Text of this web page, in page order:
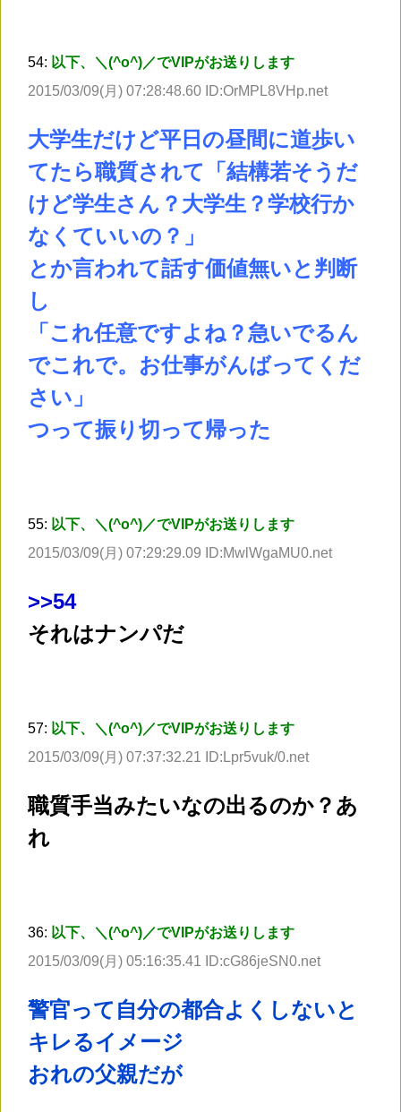
54: 以下、＼(^o^)／でVIPがお送りします
2015/03/09(月) 07:28:48.60 ID:OrMPL8VHp.net
大学生だけど平日の昼間に道歩い
てたら職質されて「結構若そうだ
けど学生さん？大学生？学校行か
なくていいの？」
とか言われて話す価値無いと判断
し
「これ任意ですよね？急いでるん
でこれで。お仕事がんばってくだ
さい」
つって振り切って帰った
55: 以下、＼(^o^)／でVIPがお送りします
2015/03/09(月) 07:29:29.09 ID:MwlWgaMU0.net
>>54
それはナンパだ
57: 以下、＼(^o^)／でVIPがお送りします
2015/03/09(月) 07:37:32.21 ID:Lpr5vuk/0.net
職質手当みたいなの出るのか？あ
れ
36: 以下、＼(^o^)／でVIPがお送りします
2015/03/09(月) 05:16:35.41 ID:cG86jeSN0.net
警官って自分の都合よくしないと
キレるイメージ
おれの父親だが